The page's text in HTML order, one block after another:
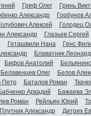
Греф Олег Гринь
Александр Горбунов
Алексей Голодец
Александр Глазьев Сергей
Геташвили Нана Генс
Блаватник Леонард
Бифов Анатолий
Белавенцев Олег Белов
Петр Баталов Роман
Аркадий Бажаева
Роман Рейльян Юрий
Плутник Александр Дитрих